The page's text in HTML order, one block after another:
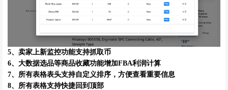
5、 卖家上新监控功能支持抓取币
6、 大数据选品等商品收藏功能增加FBA利润计算
7、 所有表格表头支持自定义排序，方便查看重要信息
8、 所有表格支持快捷回到顶部